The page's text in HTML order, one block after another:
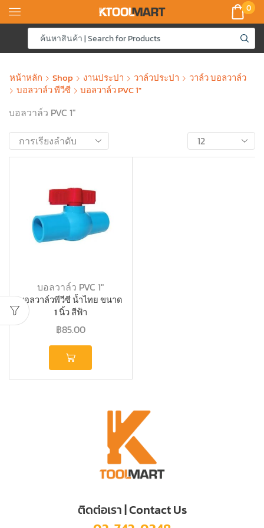
0
หน้าหลัก Shop งานประปา วาล์วประปา
วาล์ว บอลวาล์ว
บอลวาล์ว พีวีซี
บอลวาล์ว PVC 1"
บอลวาล์ว PVC 1″
บอลวาล์ว PVC 1"
บอลวาล์วพีวีซี น้ำไทย ขนาด
1 นิ้ว สีฟ้า
฿85.00
ติดต่อเรา | Contact Us